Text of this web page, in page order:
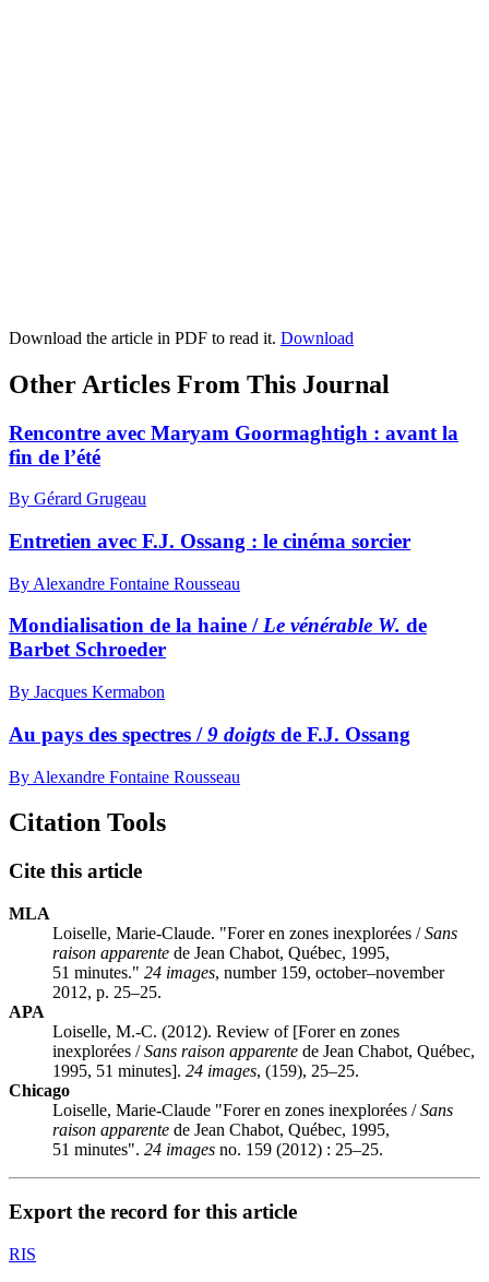
Download the article in PDF to read it. Download
Other Articles From This Journal
Rencontre avec Maryam Goormaghtigh : avant la
fin de l’été
By Gérard Grugeau
Entretien avec F.J. Ossang : le cinéma sorcier
By Alexandre Fontaine Rousseau
Mondialisation de la haine /Le vénérable W. de
Barbet Schroeder
By Jacques Kermabon
Au pays des spectres /9 doigts de F.J. Ossang
By Alexandre Fontaine Rousseau
Citation Tools
Cite this article
MLA
Loiselle, Marie-Claude. "Forer en zones inexplorées /Sans
raison apparente de Jean Chabot, Québec, 1995,
51 minutes." 24 images, number 159, october–november
2012, p. 25–25.
APA
Loiselle, M.-C. (2012). Review of [Forer en zones
inexplorées /Sans raison apparente de Jean Chabot, Québec,
1995, 51 minutes]. 24 images, (159), 25–25.
Chicago
Loiselle, Marie-Claude "Forer en zones inexplorées /Sans
raison apparente de Jean Chabot, Québec, 1995,
51 minutes". 24 images no. 159 (2012) : 25–25.
Export the record for this article
RIS